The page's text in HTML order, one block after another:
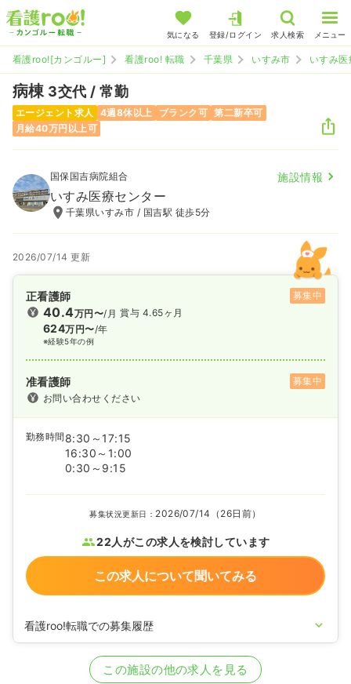
気になる 登録/ログイン 求人検索 メニュー
看護roo![カンゴルー] 看護roo! 転職 千葉県 いすみ市 いすみ
病棟 3交代 / 常勤
エージェント求人 4週8休以上 ブランク可 第二新卒可
月給40万円以上可
国保国吉病院組合 施設情報
いすみ医療センター
千葉県いすみ市 / 国吉駅 徒歩5分
2026/07/14 更新
正看護師 募集中
40.4万円〜/月
624万円〜/年
※経験5年の例
賞与 4.65ヶ月
准看護師
募集中
お問い合わせください
勤務時間 8:30～17:15
16:30～1:00
0:30～9:15
募集状況更新日： 2026/07/14（26日前）
22人がこの求人を検討しています
この求人について聞いてみる
看護roo!転職での募集履歴
正看護師の募集を休止
正看護師の募集を開始
この施設の他の求人を見る